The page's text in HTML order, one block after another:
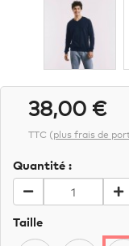
38,00 €
TTC (plus frais de
Quantité :
Taille